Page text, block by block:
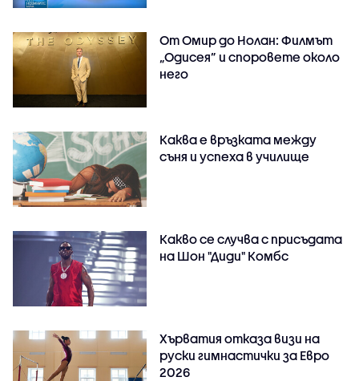
От Омир до Нолан: Филмът
„Одисея” и споровете около
него
Каква е връзката между
съня и успеха в училище
Какво се случва с присъдата
на Шон "Диди" Комбс
Хърватия отказа визи на
руски гимнастички за Евро
2026